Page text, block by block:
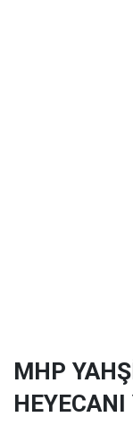
MHP
HEYECANI